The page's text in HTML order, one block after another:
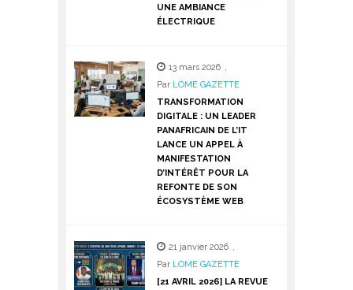
UNE AMBIANCE
ÉLECTRIQUE
13 mars 2026 ,
Par LOME GAZETTE
TRANSFORMATION
DIGITALE : UN LEADER
PANAFRICAIN DE L’IT
LANCE UN APPEL À
MANIFESTATION
D’INTÉRÊT POUR LA
REFONTE DE SON
ÉCOSYSTÈME WEB
21 janvier 2026 ,
Par LOME GAZETTE
[21 AVRIL 2026] LA REVUE